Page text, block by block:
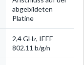
abgebildeten
Platine
2,4 GHz, IEEE
802.11 b/g/n